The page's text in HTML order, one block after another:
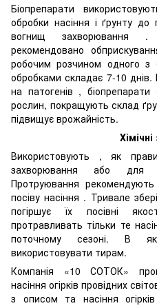
Біопрепарати
обробки насіння і ґрунту до
вогнищ захворювання
рекомендовано
робочим розчином одного з
обробками складає 7-10
на патогенів ,
рослин, покращують склад
підвищує врожайність.
Використовують , як
захворювання або для
Протруювання
посіву насіння . Тривале
погіршує їх посівні
протравливать тільки те
поточному сезоні. В
використовувати тирам.
Компанія «10 СОТОК»
насіння огірків провідних
з описом та насіння